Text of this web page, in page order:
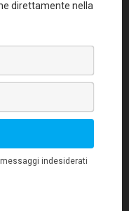
impegnate in